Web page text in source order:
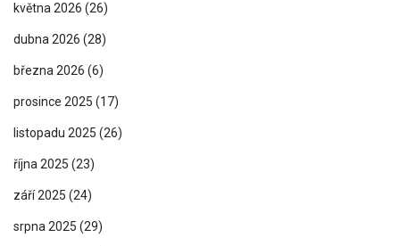
května 2026 (26)
dubna 2026 (28)
března 2026 (6)
prosince 2025 (17)
listopadu 2025 (26)
října 2025 (23)
září 2025 (24)
srpna 2025 (29)